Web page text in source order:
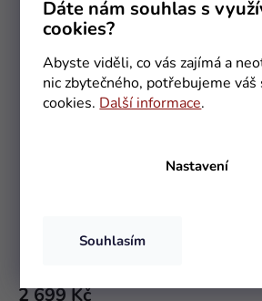
Dáte nám souhlas s
cookies?
Abyste viděli, co vás zajímá a
nic zbytečného, potřebujeme váš
cookies. Další informace.
Nastavení
Souhlasím
produktu
2 699 Kč